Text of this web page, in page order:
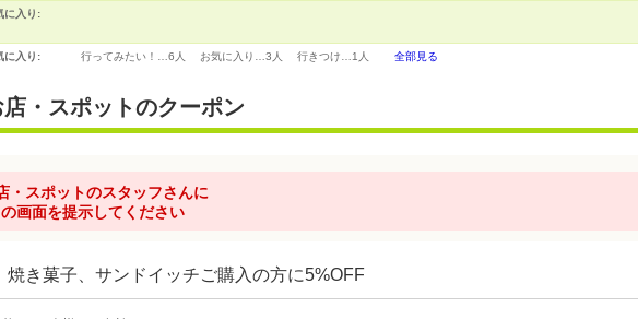
に入り:
に入り: 行ってみたい！… 6人 お気に入り… 3人 行きつけ… 1人 全部見る
店・スポットのクーポン
・スポットのスタッフさんに
面を提示してください
焼き菓子、サンドイッチご購入の方に5%OFF